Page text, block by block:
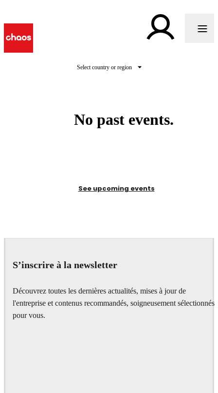
Select country or region
No past events.
See upcoming events
S’inscrire à la newsletter
Découvrez toutes les dernières actualités, mises à jour de
l'entreprise et contenus recommandés, soigneusement sélectionnés
pour vous.